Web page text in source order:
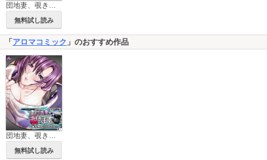
団地妻、覗きます。 ～事故物件に住んでみた～【全年齢版】 （単話）
無料試し読み
「 アロマコミック 」のおすすめ作品
団地妻、覗きます。 ～事故物件に住んでみた～【全年齢版】 （単話）
無料試し読み